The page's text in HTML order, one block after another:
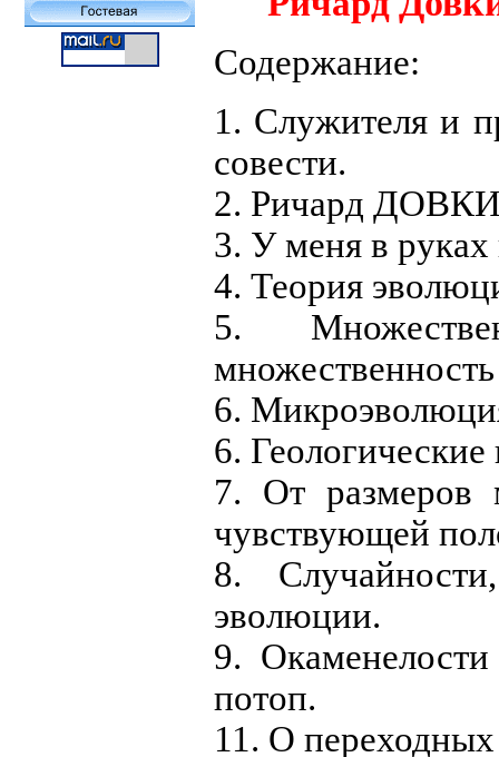
Содержание:
1. Служителя и
совести.
2. Ричард
3. У меня в
4. Теория
5.
6.
6.
7. От
чувствующей
8.
эволюции.
9.
потоп.
11. О